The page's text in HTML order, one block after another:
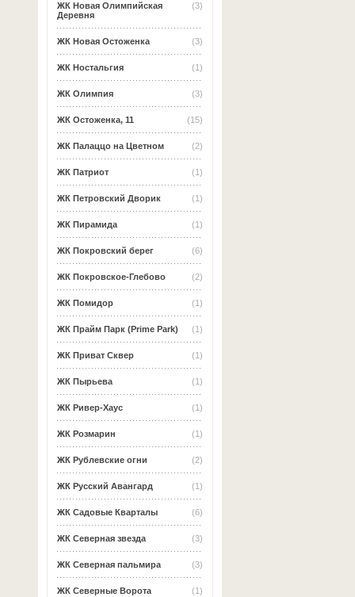
(3)
ЖК Новая Олимпийская
Деревня
(3)
ЖК Новая Остоженка
(1)
ЖК Ностальгия
(3)
ЖК Олимпия
(15)
ЖК Остоженка, 11
(2)
ЖК Палаццо на Цветном
(1)
ЖК Патриот
(1)
ЖК Петровский Дворик
(1)
ЖК Пирамида
(6)
ЖК Покровский берег
(2)
ЖК Покровское-Глебово
(1)
ЖК Помидор
(1)
ЖК Прайм Парк (Prime Park)
(1)
ЖК Приват Сквер
(1)
ЖК Пырьева
(1)
ЖК Ривер-Хаус
(1)
ЖК Розмарин
(2)
ЖК Рублевские огни
(1)
ЖК Русский Авангард
(6)
ЖК Садовые Кварталы
(3)
ЖК Северная звезда
(3)
ЖК Северная пальмира
(1)
ЖК Северные Ворота